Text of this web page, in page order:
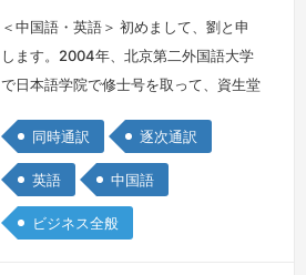
＜中国語・英語＞ 初めまして、劉と申
します。2004年、北京第二外国語大学
で日本語学院で修士号を取って、資生堂
ーケテイング課長として、商品広報をは
じめ、ブランド戦略、キャンペーン企
画、販促管理など、マーケティング全般
な業務を総括していました。特に、広告
同時通訳 逐次通訳
英語 中国語
ビジネス全般